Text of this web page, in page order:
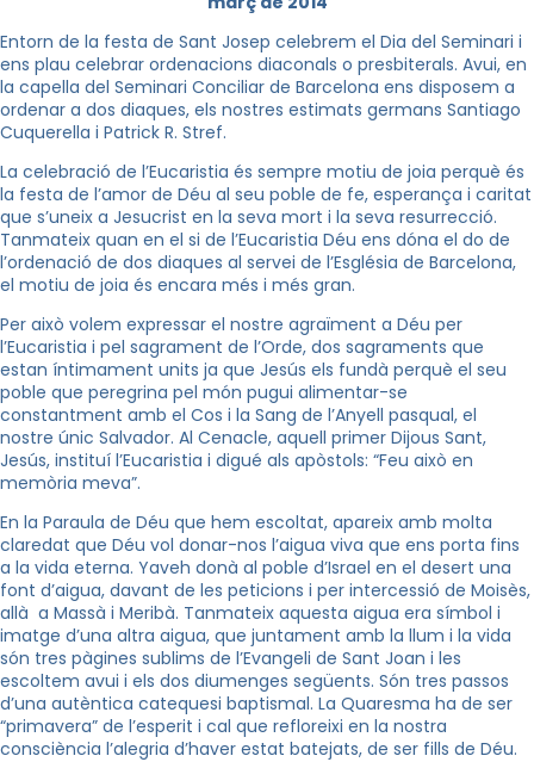
Entorn de la festa de Sant Josep celebrem el Dia del Seminari i
ens plau celebrar ordenacions diaconals o presbiterals. Avui, en
la capella del Seminari Conciliar de Barcelona ens disposem a
ordenar a dos diaques, els nostres estimats germans Santiago
Cuquerella i Patrick R. Stref.
La celebració de l’Eucaristia és sempre motiu de joia perquè és
la festa de l’amor de Déu al seu poble de fe, esperança i caritat
que s’uneix a Jesucrist en la seva mort i la seva resurrecció.
Tanmateix quan en el si de l’Eucaristia Déu ens dóna el do de
l’ordenació de dos diaques al servei de l’Església de Barcelona,
el motiu de joia és encara més i més gran.
Per això volem expressar el nostre agraïment a Déu per
l’Eucaristia i pel sagrament de l’Orde, dos sagraments que
estan íntimament units ja que Jesús els fundà perquè el seu
poble que peregrina pel món pugui alimentar-se
constantment amb el Cos i la Sang de l’Anyell pasqual, el
nostre únic Salvador. Al Cenacle, aquell primer Dijous Sant,
Jesús, instituí l’Eucaristia i digué als apòstols: “Feu això en
memòria meva”.
En la Paraula de Déu que hem escoltat, apareix amb molta
claredat que Déu vol donar-nos l’aigua viva que ens porta fins
a la vida eterna. Yaveh donà al poble d’Israel en el desert una
font d’aigua, davant de les peticions i per intercessió de Moisès,
allà a Massà i Meribà. Tanmateix aquesta aigua era símbol i
imatge d’una altra aigua, que juntament amb la llum i la vida
són tres pàgines sublims de l’Evangeli de Sant Joan i les
escoltem avui i els dos diumenges següents. Són tres passos
d’una autèntica catequesi baptismal. La Quaresma ha de ser
“primavera” de l’esperit i cal que refloreixi en la nostra
consciència l’alegria d’haver estat batejats, de ser fills de Déu.